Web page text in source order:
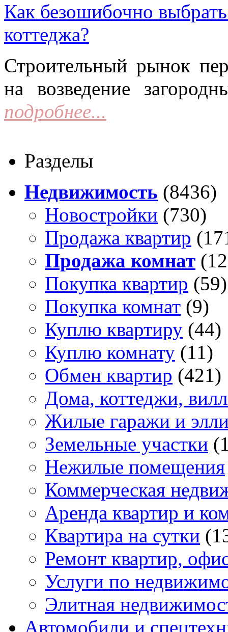
Как безошибочно
коттеджа?
Строительный рынок
на возведение
подробнее...
Разделы
Недвижимость (8436)
Новостройки (730)
Продажа квартир
Продажа комнат
Покупка квартир (59)
Покупка комнат (9)
Куплю квартиру (44)
Куплю комнату (11)
Обмен квартир (421)
Дома, коттеджи,
Жилые гаражи и
Земельные участки
Нежилые помещения
Коммерческая
Аренда квартир и
Квартира на сутки
Ремонт квартир,
Услуги по
Элитная
Автомобили и